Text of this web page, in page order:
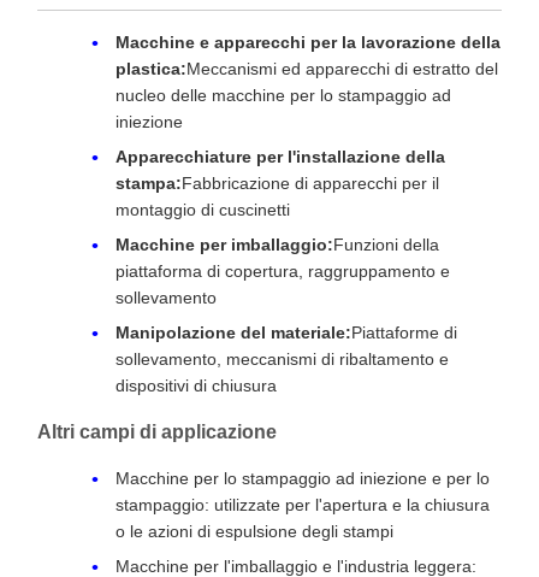
Macchine e apparecchi per la lavorazione della
plastica:Meccanismi ed apparecchi di estratto del
nucleo delle macchine per lo stampaggio ad
iniezione
Apparecchiature per l'installazione della
stampa:Fabbricazione di apparecchi per il
montaggio di cuscinetti
Macchine per imballaggio:Funzioni della
piattaforma di copertura, raggruppamento e
sollevamento
Manipolazione del materiale:Piattaforme di
sollevamento, meccanismi di ribaltamento e
dispositivi di chiusura
Altri campi di applicazione
Macchine per lo stampaggio ad iniezione e per lo
stampaggio: utilizzate per l'apertura e la chiusura
o le azioni di espulsione degli stampi
Macchine per l'imballaggio e l'industria leggera: